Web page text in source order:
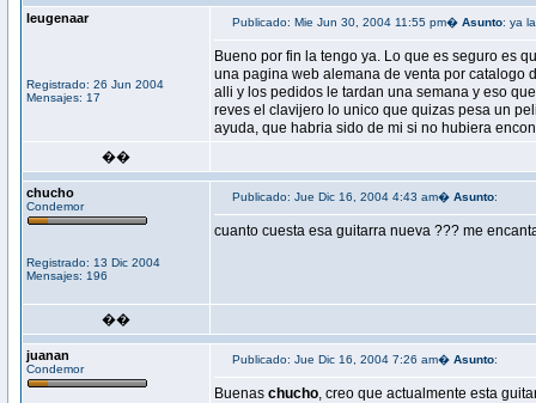
leugenaar
Registrado: 26 Jun 2004
Mensajes: 17
Publicado: Mie Jun 30, 2004 11:55 pm� Asunto: ya
Bueno por fin la tengo ya. Lo que es seguro es
una pagina web alemana de venta por catalogo
alli y los pedidos le tardan una semana y eso
reves el clavijero lo unico que quizas pesa un
ayuda, que habria sido de mi si no hubiera
��
chucho
Condemor
Registrado: 13 Dic 2004
Mensajes: 196
Publicado: Jue Dic 16, 2004 4:43 am� Asunto:
cuanto cuesta esa guitarra nueva ??? me
��
juanan
Condemor
Publicado: Jue Dic 16, 2004 7:26 am� Asunto:
Buenas chucho, creo que actualmente esta